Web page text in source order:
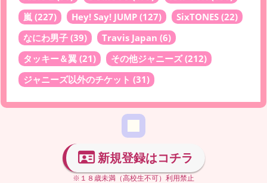
嵐 (227) Hey! Say! JUMP (127) SixTONES (22)
なにわ男子 (39) Travis Japan (6)
タッキー＆翼 (21) その他ジャニーズ(212)
ジャニーズ以外のチケット (31)
新規登録はコチラ
※１８歳未満（高校生不可）利用禁止